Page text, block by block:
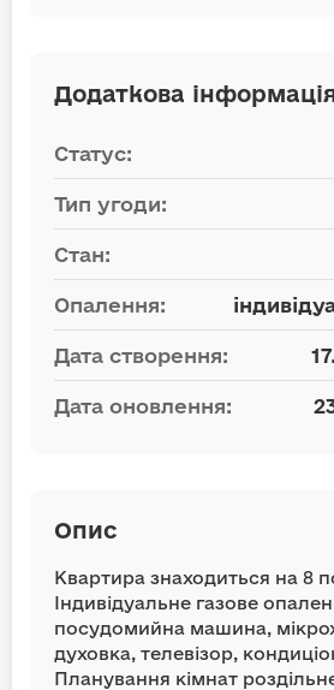
Додаткова
Статус:
Тип угоди:
Стан:
Опалення:
Дата створення:
Дата оновлення:
Опис
Квартира знаходиться на 8
Індивідуальне газове
посудомийна машина,
духовка, телевізор,
Планування кімнат